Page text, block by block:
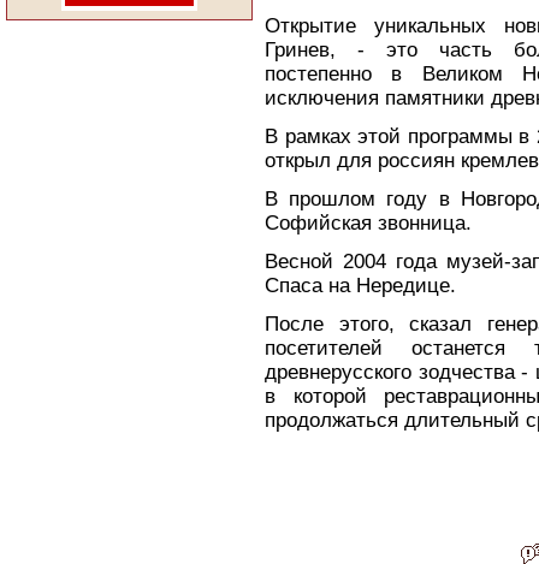
Открытие уникальных
Гринев, - это часть
постепенно в Великом
исключения памятники
В рамках этой программы в
открыл для россиян
В прошлом году в
Софийская звонница.
Весной 2004 года музей-
Спаса на Нередице.
После этого, сказал
посетителей
древнерусского зодчества
в которой
продолжаться длительный